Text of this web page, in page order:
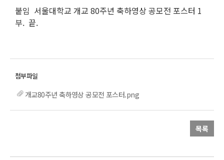
붙임 서울대학교 개교 80주년 축하영상 공모전 포스터 1
부. 끝.
개교80주년 축하영상 공모전 포스터.png
목록